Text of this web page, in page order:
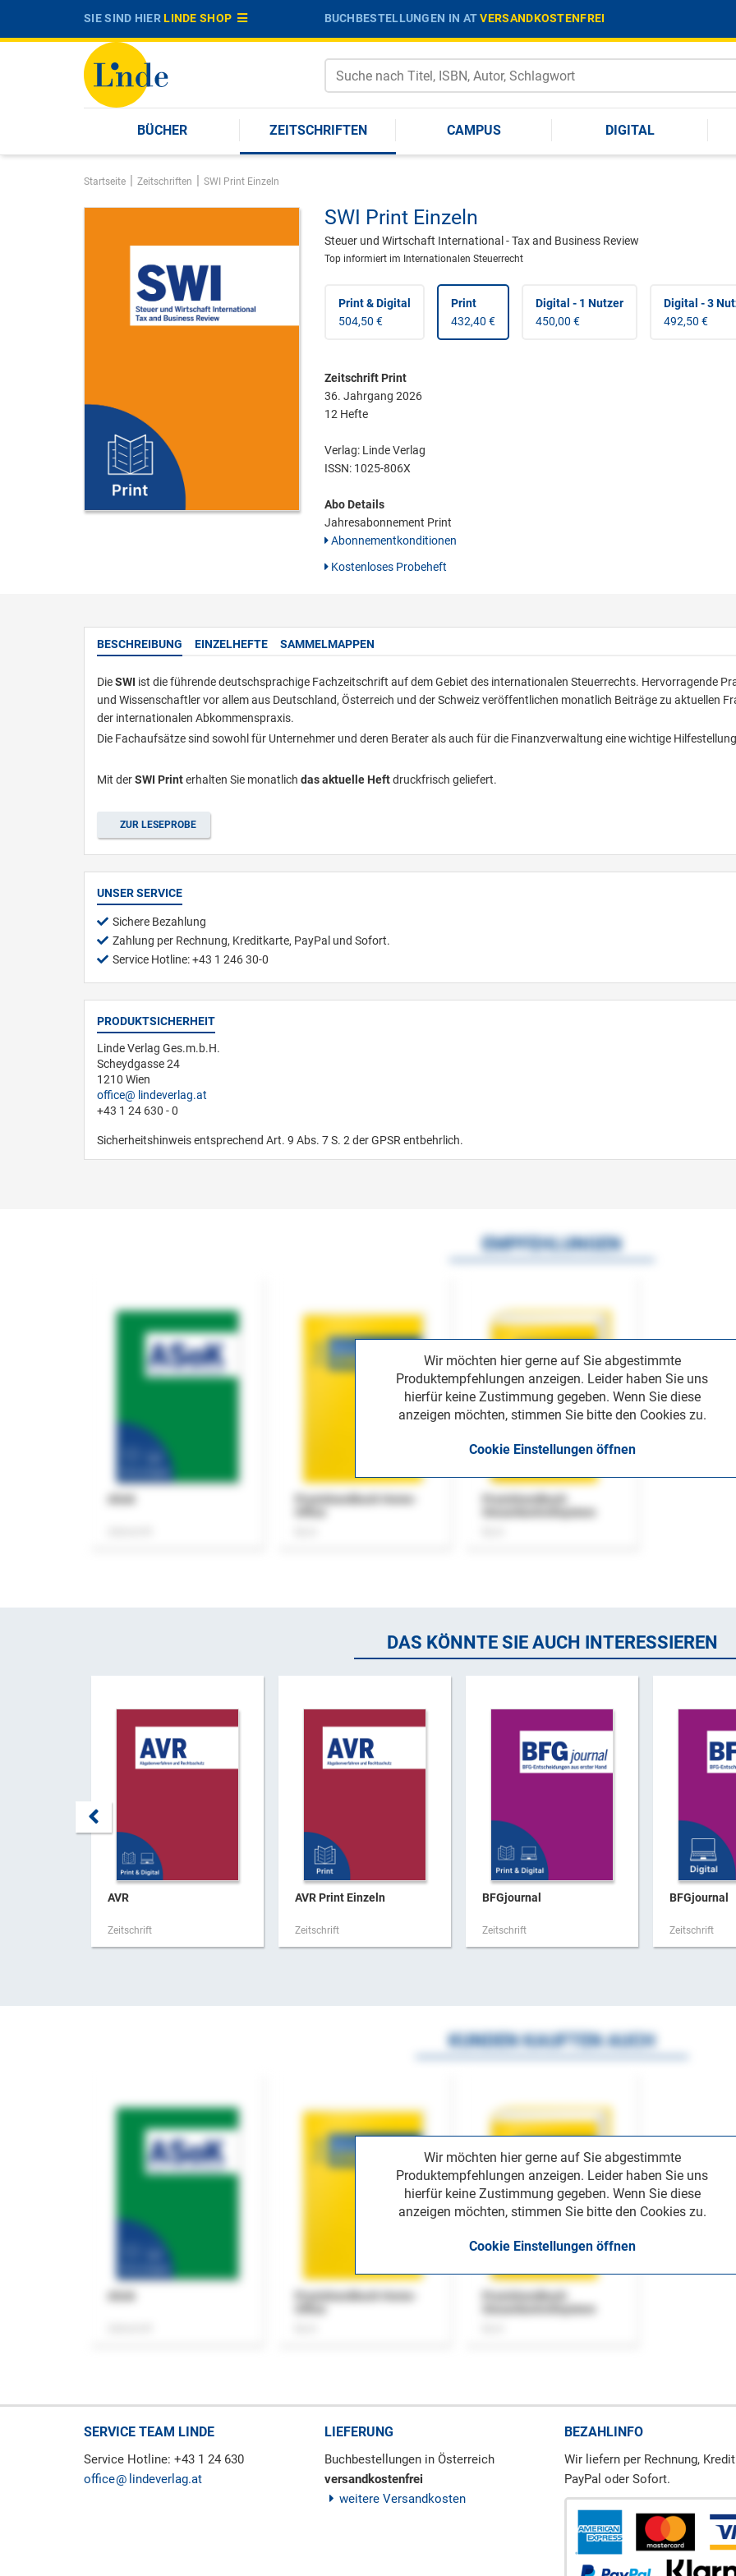
SIE SIND HIERLINDE SHOP BUCHBESTELLUNGEN IN ATVERSANDKOSTENFREI
BÜCHER ZEITSCHRIFTEN CAMPUS DIGITAL
Startseite | Zeitschriften | SWI Print Einzeln
SWI Print Einzeln
Steuer und Wirtschaft International - Tax and Business Review
Top informiert im Internationalen Steuerrecht
Print & Digital
504,50 €
Print
432,40 €
Digital - 1 Nutzer
450,00 €
Digital - 3
492,50 €
Zeitschrift Print
36. Jahrgang 2026
12 Hefte
Verlag: Linde Verlag
ISSN: 1025-806X
Abo Details
Jahresabonnement Print
Abonnementkonditionen
Kostenloses Probeheft
BESCHREIBUNG EINZELHEFTE SAMMELMAPPEN
DieSWI ist die führende deutschsprachige Fachzeitschrift auf dem Gebiet des internationalen Steuerrechts. Hervorragende
und Wissenschaftler vor allem aus Deutschland, Österreich und der Schweiz veröffentlichen monatlich Beiträge zu aktuellen
der internationalen Abkommenspraxis.
Die Fachaufsätze sind sowohl für Unternehmer und deren Berater als auch für die Finanzverwaltung eine wichtige
Mit derSWI Printerhalten Sie monatlich das aktuelle Heftdruckfrisch geliefert.
ZUR LESEPROBE
UNSER SERVICE
Sichere Bezahlung
Zahlung per Rechnung, Kreditkarte, PayPal und Sofort.
Service Hotline: +43 1 246 30-0
PRODUKTSICHERHEIT
Linde Verlag Ges.m.b.H.
Scheydgasse 24
1210 Wien
office
lindeverlag.at
+43 1 24 630 - 0
Sicherheitshinweis entsprechend Art. 9 Abs. 7 S. 2 der GPSR entbehrlich.
Wir möchten hier gerne auf Sie abgestimmte
Produktempfehlungen anzeigen. Leider haben Sie uns
hierfür keine Zustimmung gegeben. Wenn Sie diese
anzeigen möchten, stimmen Sie bitte den Cookies zu.
Cookie Einstellungen öffnen
EMPFEHLUNGEN
Praxishandbuch Home-
Praxishandbuch
DAS KÖNNTE SIE AUCH INTERESSIEREN
AVR
Zeitschrift
AVR Print Einzeln
Zeitschrift
BFGjournal
Zeitschrift
BFGjournal
Zeitschrift
Wir möchten hier gerne auf Sie abgestimmte
Produktempfehlungen anzeigen. Leider haben Sie uns
hierfür keine Zustimmung gegeben. Wenn Sie diese
anzeigen möchten, stimmen Sie bitte den Cookies zu.
Cookie Einstellungen öffnen
KUNDEN KAUFTEN AUCH
Praxishandbuch Home-
Praxishandbuch
SERVICE TEAM LINDE
Service Hotline: +43 1 24 630
office
lindeverlag.at
LIEFERUNG
Buchbestellungen in Österreich
versandkostenfrei
weitere Versandkosten
BEZAHLINFO
Wir liefern per Rechnung,
PayPal oder Sofort.